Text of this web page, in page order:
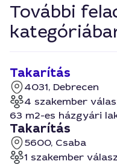
További
Takarítás
4031, Debrecen
4 szakember
63 m2-es házgyári
Takarítás
5600, Csaba
1 szakember